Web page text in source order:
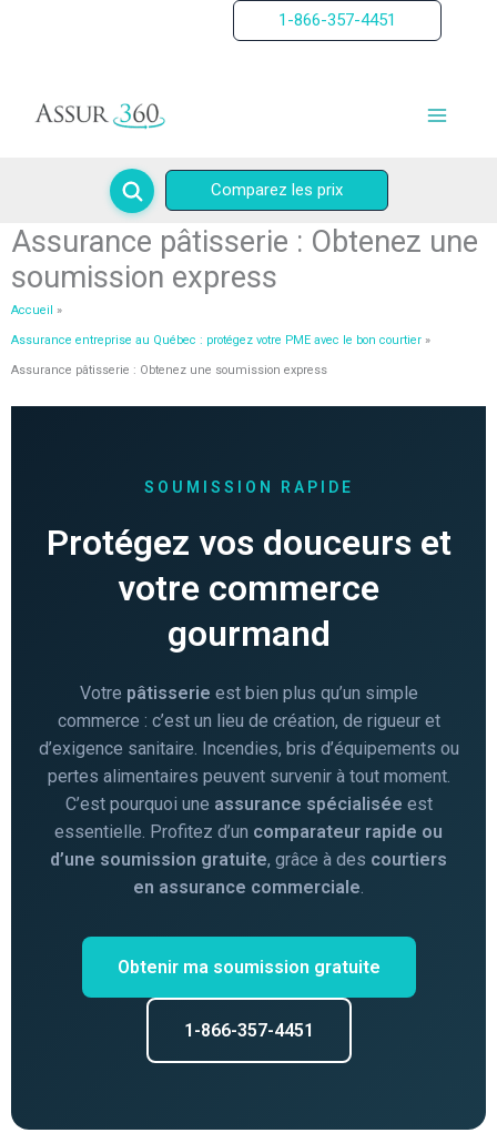
1-866-357-4451
Comparez les prix
Assurance pâtisserie : Obtenez une
soumission express
Accueil
Assurance entreprise au Québec : protégez votre PME avec le bon courtier
Assurance pâtisserie : Obtenez une soumission express
SOUMISSION RAPIDE
Protégez vos douceurs et
votre commerce
gourmand
Votre pâtisserie est bien plus qu’un simple
commerce : c’est un lieu de création, de rigueur et
d’exigence sanitaire. Incendies, bris d’équipements ou
pertes alimentaires peuvent survenir à tout moment.
C’est pourquoi une assurance spécialisée est
essentielle. Profitez d’un comparateur rapide ou
d’une soumission gratuite, grâce à des courtiers
en assurance commerciale
Obtenir ma soumission gratuite
1-866-357-4451